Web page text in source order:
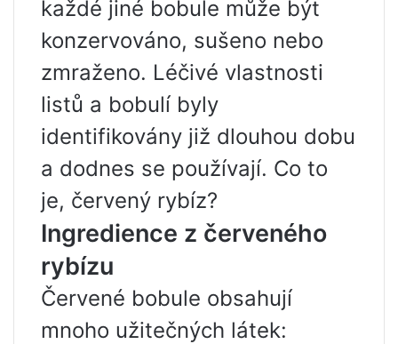
každé jiné bobule může být
konzervováno, sušeno nebo
zmraženo. Léčivé vlastnosti
listů a bobulí byly
identifikovány již dlouhou dobu
a dodnes se používají. Co to
je, červený rybíz?
Ingredience z červeného
rybízu
Červené bobule obsahují
mnoho užitečných látek: